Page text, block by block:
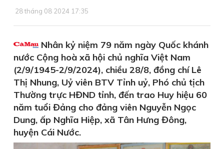
28 tháng 08 2024 17:35
Nhân kỷ niệm 79 năm ngày Quốc khánh
nước Cộng hoà xã hội chủ nghĩa Việt Nam
(2/9/1945-2/9/2024), chiều 28/8, đồng chí Lê
Thị Nhung, Uỷ viên BTV Tỉnh uỷ, Phó chủ tịch
Thường trực HĐND tỉnh, đến trao Huy hiệu 60
năm tuổi Đảng cho đảng viên Nguyễn Ngọc
Dung, ấp Nghĩa Hiệp, xã Tân Hưng Đông,
huyện Cái Nước.